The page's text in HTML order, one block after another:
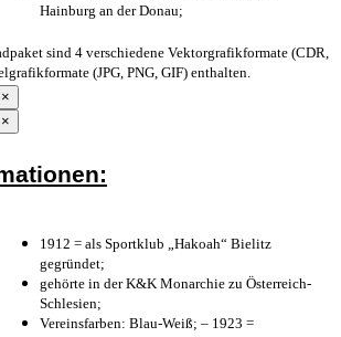
Hainburg an der Donau;
sind 4 verschiedene Vektorgrafikformate (CDR,
(JPG, PNG, GIF) enthalten.
×
×
1912 = als Sportklub „Hakoah“ Bielitz
gegründet;
gehörte in der K&K Monarchie zu Österreich-
Schlesien;
Vereinsfarben: Blau-Weiß; – 1923 =